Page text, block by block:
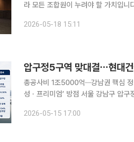
라 모든 조합원이 누려야 할 가치입니다.” 서울 강남구 압구정5구역 재건축 수주전이 30
설계 특화 등을 앞세워 조합원 표심
2026-05-18 15:11
총공사비 1조5000억⋯강남권 핵심 정
성ㆍ프리미엄’ 방점 서울 강남구 압구정5구역 재건축 수주전이 단순 브랜드 경쟁을 넘어 공사비와
앞세워 사업 안정성과 복합개발 구상
2026-05-15 17:00